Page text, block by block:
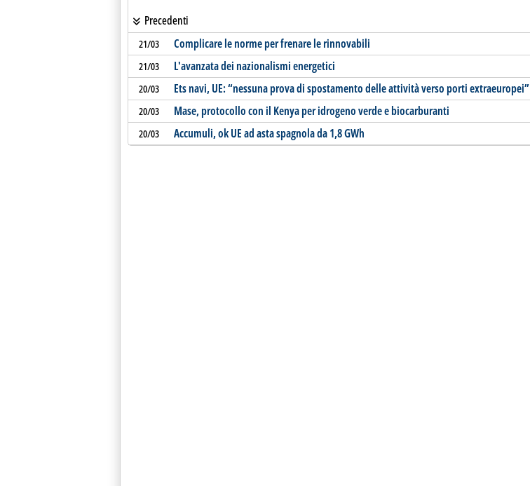
Precedenti
21/03 Complicare le norme per frenare le rinnovabili
21/03 L'avanzata dei nazionalismi energetici
20/03 Ets navi, UE: “nessuna prova di spostamento delle attività verso porti extraeuropei”
20/03 Mase, protocollo con il Kenya per idrogeno verde e biocarburanti
20/03 Accumuli, ok UE ad asta spagnola da 1,8 GWh